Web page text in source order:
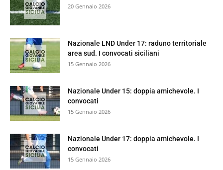
20 Gennaio 2026
Nazionale LND Under 17: raduno territoriale
area sud. I convocati siciliani
15 Gennaio 2026
Nazionale Under 15: doppia amichevole. I
convocati
15 Gennaio 2026
Nazionale Under 17: doppia amichevole. I
convocati
15 Gennaio 2026